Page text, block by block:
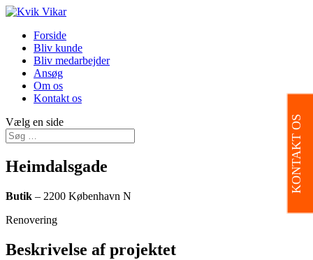
Forside
Bliv kunde
Bliv medarbejder
Ansøg
Om os
Kontakt os
Vælg en side
Heimdalsgade
Butik – 2200 København N
Renovering
Beskrivelse af projektet
KONTAKT OS